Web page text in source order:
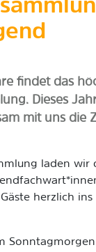
findet das
Dieses
mit uns die
laden wir
herzlich